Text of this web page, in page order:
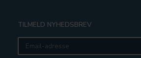
TILMELD NYHEDSBREV
Email-
adresse